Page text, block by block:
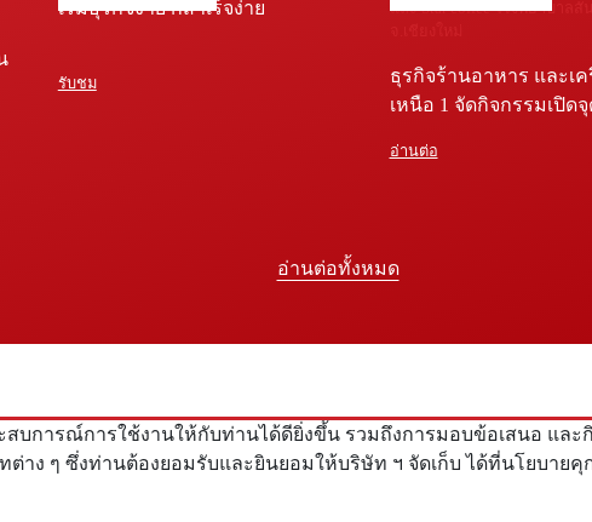
เริ่มธุรกิจง่าย ก็สำเร็จง่าย
รับชม
ธุรกิจร้านอาหาร และเ
เหนือ 1 จัดกิจกรรมเปิด
พยาบาลสันทราย จ.เชียง
อ่านต่อ
อ่านต่อทั้งหมด
สบการณ์การใช้งานให้กับท่านได้ดียิ่งขึ้น รวมถึงการมอบข้อเสนอ แล
ต่าง ๆ ซึ่งท่านต้องยอมรับและยินยอมให้บริษัท ฯ จัดเก็บ ได้ที่นโยบายคุ